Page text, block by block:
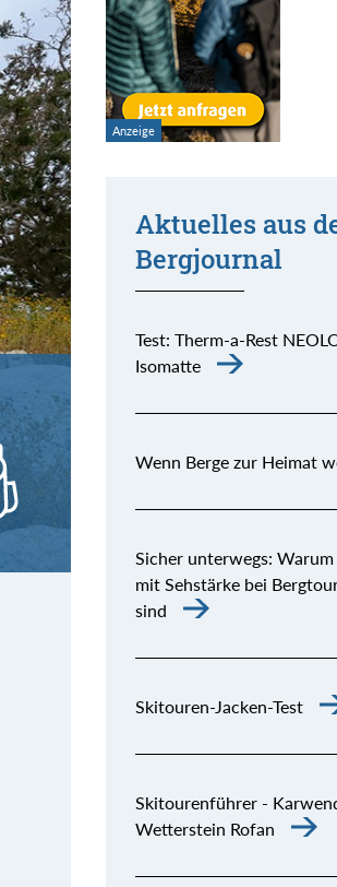
Aktuelles aus
Bergjournal
Test: Therm-a-Rest
Isomatte
Wenn Berge zur Heimat
Sicher unterwegs:
mit Sehstärke bei
sind
Skitouren-Jacken-Test
Skitourenführer -
Wetterstein Rofan